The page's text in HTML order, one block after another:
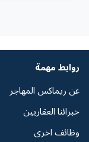
روابط مهمة
عن ريماكس المهاجر
خبرائنا العقاريين
وظائف اخرى